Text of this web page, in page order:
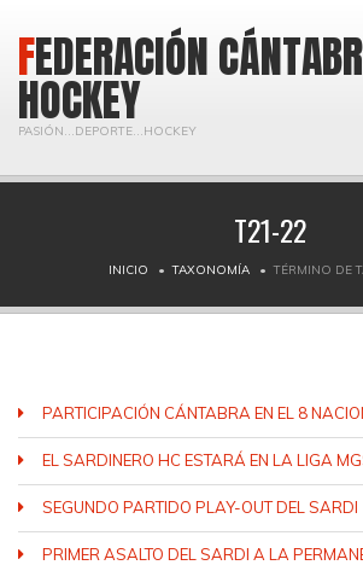
FEDERACIÓN CÁNTABRA DE
HOCKEY
PASIÓN...DEPORTE...HOCKEY
T21-22
INICIO TAXONOMÍA TÉRMINO DE
PARTICIPACIÓN CÁNTABRA EN EL 8
EL SARDINERO HC ESTARÁ EN LA LIGA
SEGUNDO PARTIDO PLAY-OUT DEL SARDI
PRIMER ASALTO DEL SARDI A LA